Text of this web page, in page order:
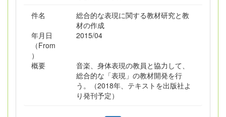
件名
総合的な表現に関する教材研究と教
材の作成
年月日
（From
）
2015/04
概要
音楽、身体表現の教員と協力して、
総合的な「表現」の教材開発を行
う。（2018年、テキストを出版社よ
り発刊予定）